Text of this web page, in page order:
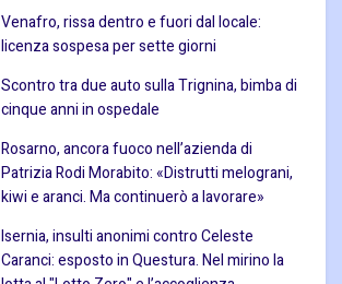
Venafro, rissa dentro e fuori dal locale:
licenza sospesa per sette giorni
Scontro tra due auto sulla Trignina, bimba di
cinque anni in ospedale
Rosarno, ancora fuoco nell’azienda di
Patrizia Rodi Morabito: «Distrutti melograni,
kiwi e aranci. Ma continuerò a lavorare»
Isernia, insulti anonimi contro Celeste
Caranci: esposto in Questura. Nel mirino la